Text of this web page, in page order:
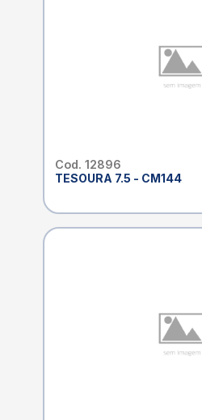
Cod. 12896
TESOURA 7.5 - CM144